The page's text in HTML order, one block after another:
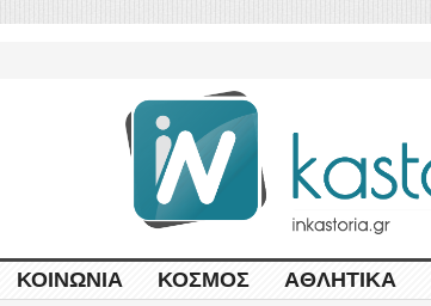
ΚΟΙΝΩΝΊΑ ΚΌΣΜΟΣ ΑΘΛΗΤΙΚΆ